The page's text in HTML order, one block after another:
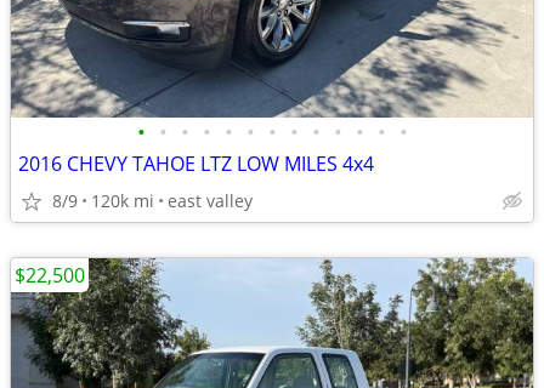
• • • • • • • • • • • • •
2016 CHEVY TAHOE LTZ LOW MILES 4x4
8/9 120k mi east valley
$22,500